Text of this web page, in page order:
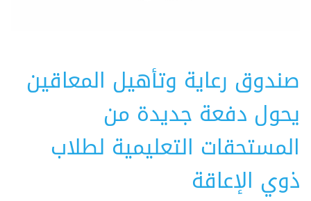
صندوق رعاية وتأهيل المعاقين
يحول دفعة جديدة من
المستحقات التعليمية لطلاب
ذوي الإعاقة